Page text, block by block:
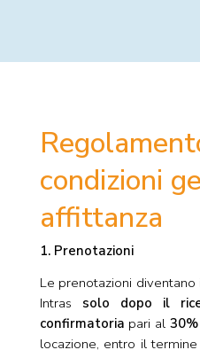
condizioni
affittanza
1. Prenotazioni
Le prenotazioni
Intras solo dopo il
confirmatoria pari al
locazione, entro il